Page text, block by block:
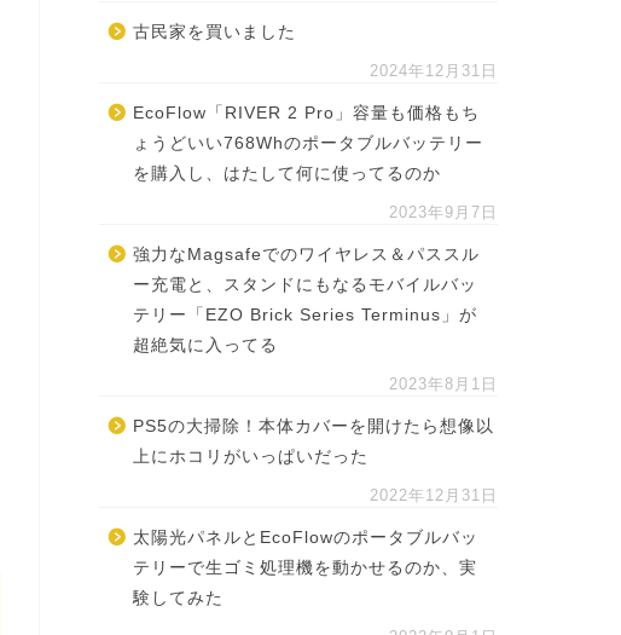
古民家を買いました
2024年12月31日
EcoFlow「RIVER 2 Pro」容量も価格もち
ょうどいい768Whのポータブルバッテリー
を購入し、はたして何に使ってるのか
2023年9月7日
強力なMagsafeでのワイヤレス＆パススル
ー充電と、スタンドにもなるモバイルバッ
テリー「EZO Brick Series Terminus」が
超絶気に入ってる
2023年8月1日
PS5の大掃除！本体カバーを開けたら想像以
上にホコリがいっぱいだった
2022年12月31日
太陽光パネルとEcoFlowのポータブルバッ
テリーで生ゴミ処理機を動かせるのか、実
験してみた